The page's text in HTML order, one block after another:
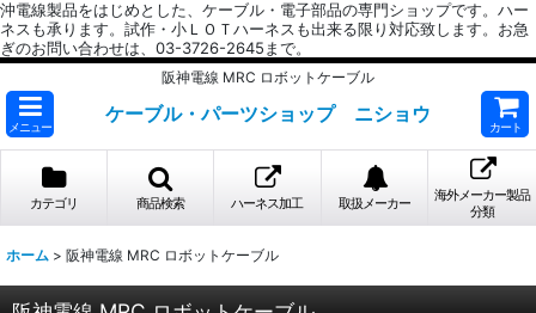
沖電線製品をはじめとした、ケーブル・電子部品の専門ショップです。ハー
ネスも承ります。試作・小ＬＯＴハーネスも出来る限り対応致します。お急
ぎのお問い合わせは、03-3726-2645まで。
阪神電線 MRC ロボットケーブル
メニュー
ケーブル・パーツショップ ニショウ
カート
カテゴリ 商品検索 ハーネス加工 取扱メーカー
海外メーカー製品
分類
ホーム > 阪神電線 MRC ロボットケーブル